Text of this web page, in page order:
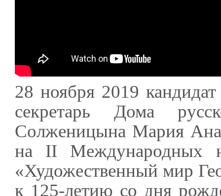
28 ноября 2019
секретарь Дома
Солженицына Мария
на II Международных
«Художественный мир
к 125-летию со дня